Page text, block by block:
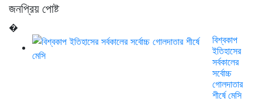
জনপ্রিয় পোষ্ট
�
বিশ্বকাপ
ইতিহাসের
সর্বকালের
সর্বোচ্চ
গোলদাতার
শীর্ষে মেসি